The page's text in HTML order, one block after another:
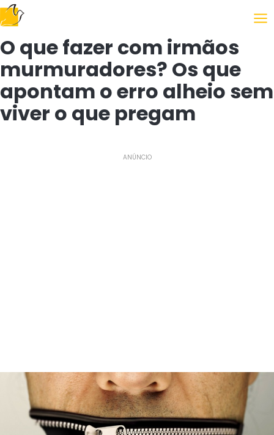
Following the Gospel
O que fazer com irmãos
murmuradores? Os que
apontam o erro alheio sem
viver o que pregam
ANÚNCIO